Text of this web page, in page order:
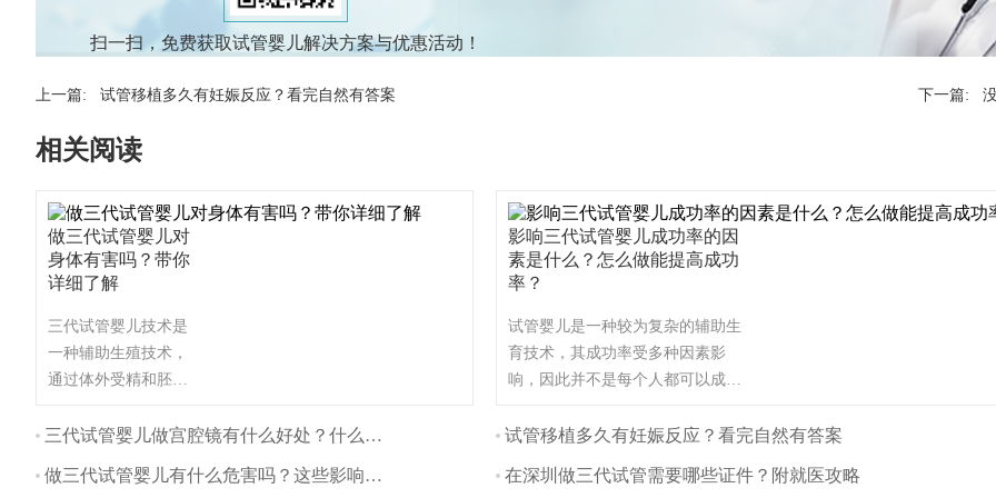
扫一扫，免费获取试管婴儿解决方案与优惠活动！
上一篇: 试管移植多久有妊娠反应？看完自然有答案 下一篇:
相关阅读
做三代试管婴儿对
身体有害吗？带你
详细了解
三代试管婴儿技术是
一种辅助生殖技术，
通过体外受精和胚胎
不育夫妇生育。与自
管婴儿对身体的影响
三代试管婴儿做宫腔镜有什么好处？什么时间做最好？
做三代试管婴儿有什么危害吗？这些影响要注意
影响三代试管婴儿成功率的因
素是什么？怎么做能提高成功
率？
试管婴儿是一种较为复杂的辅助生
育技术，其成功率受多种因素影
响，因此并不是每个人都可以成
也有可能有些人做试管婴儿不能成
要因素有哪些呢？（如果还想了解
试管移植多久有妊娠反应？看完自然有答案
在深圳做三代试管需要哪些证件？附就医攻略